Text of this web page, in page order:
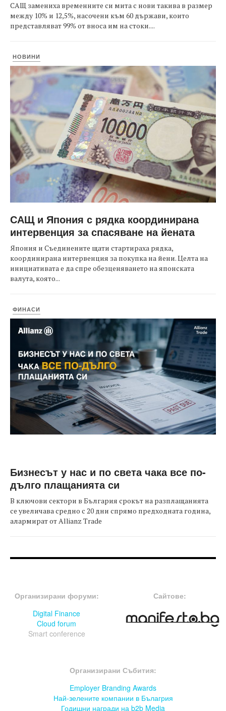
САЩ замениха временните си мита с нови такива в размер
между 10% и 12,5%, насочени към 60 държави, които
представляват 99% от вноса им на стоки....
НОВИНИ
САЩ и Япония с рядка координирана
интервенция за спасяване на йената
Япония и Съединените щати стартираха рядка,
координирана интервенция за покупка на йени. Целта на
инициативата е да спре обезценяването на японската
валута, която...
ФИНАСИ
Бизнесът у нас и по света чака все по-
дълго плащанията си
В ключови сектори в България срокът на разплащанията
се увеличава средно с 20 дни спрямо предходната година,
алармират от Allianz Trade
Организирани форуми:
Digital Finance
Cloud forum
Smart conference
Сайтове:
Организирани Събития:
Employer Branding Awards
Най-зелените компании в Бълагрия
Годишни награди на b2b Media